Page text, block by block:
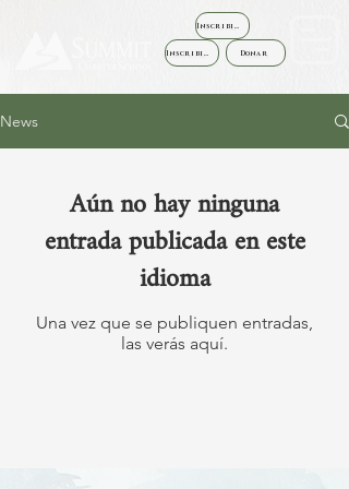
Donar
News
Aún no hay ninguna
entrada publicada en este
idioma
Una vez que se publiquen entradas,
las verás aquí.